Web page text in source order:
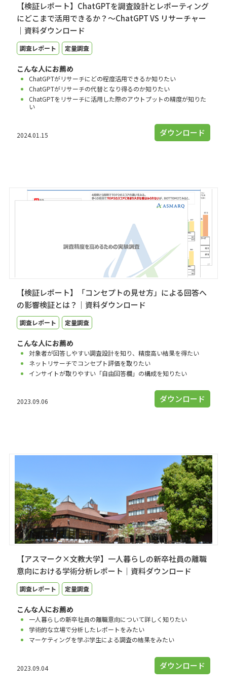
【検証レポート】ChatGPTを調査設計とレポーティング
にどこまで活用できるか？～ChatGPT VS リサーチャー
｜資料ダウンロード
調査レポート 定量調査
こんな人にお薦め
ChatGPTがリサーチにどの程度活用できるか知りたい
ChatGPTがリサーチの代替となり得るのか知りたい
ChatGPTをリサーチに活用した際のアウトプットの精度が知りた
い
2024.01.15 ダウンロード
【検証レポート】「コンセプトの見せ方」による回答へ
の影響検証とは？｜資料ダウンロード
調査レポート 定量調査
こんな人にお薦め
対象者が回答しやすい調査設計を知り、精度高い結果を得たい
ネットリサーチでコンセプト評価を取りたい
インサイトが取りやすい「自由回答欄」の構成を知りたい
2023.09.06 ダウンロード
【アスマーク×文教大学】一人暮らしの新卒社員の離職
意向における学術分析レポート｜資料ダウンロード
調査レポート 定量調査
こんな人にお薦め
一人暮らしの新卒社員の離職意向について詳しく知りたい
学術的な立場で分析したレポートをみたい
マーケティングを学ぶ学生による調査の結果をみたい
2023.09.04 ダウンロード